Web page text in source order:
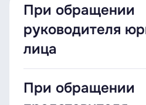
При обращении
руководителя
лица
Оригинал либо копия
регистрации,
При обращении